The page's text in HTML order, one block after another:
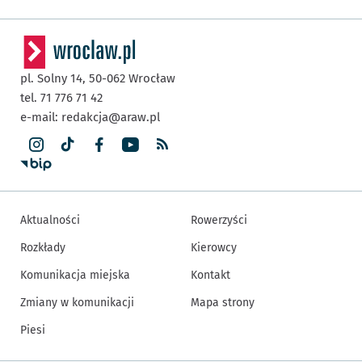
pl. Solny 14, 50-062 Wrocław
tel. 71 776 71 42
e-mail: redakcja@araw.pl
Aktualności
Rozkłady
Komunikacja miejska
Zmiany w komunikacji
Piesi
Rowerzyści
Kierowcy
Kontakt
Mapa strony